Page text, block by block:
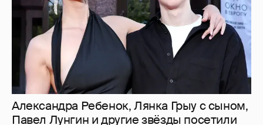
Александра Ребенок, Лянка Грыу с сыном,
Павел Лунгин и другие звёзды посетили